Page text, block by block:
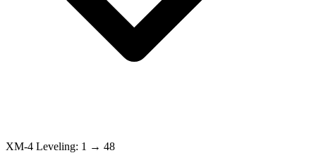
XM-4 Leveling: 1 → 48